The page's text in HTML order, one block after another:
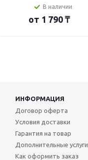
В наличии
от 1 790 ₸
ИНФОРМАЦИЯ
Договор оферта
Условия доставки
Гарантия на товар
Дополнительные услуги
Как оформить заказ